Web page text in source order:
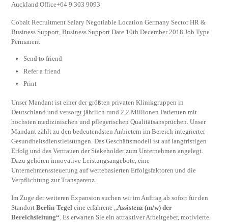
Auckland Office+64 9 303 9093
Cobalt Recruitment Salary Negotiable Location Germany Sector HR &
Business Support, Business Support Date 10th December 2018 Job Type
Permanent
Send to friend
Refer a friend
Print
Unser Mandant ist einer der größten privaten Klinikgruppen in
Deutschland und versorgt jährlich rund 2,2 Millionen Patienten mit
höchsten medizinischen und pflegerischen Qualitätsansprüchen. Unser
Mandant zählt zu den bedeutendsten Anbietern im Bereich integrierter
Gesundheitsdienstleistungen. Das Geschäftsmodell ist auf langfristigen
Erfolg und das Vertrauen der Stakeholder zum Unternehmen angelegt.
Dazu gehören innovative Leistungsangebote, eine
Unternehmenssteuerung auf wertebasierten Erfolgsfaktoren und die
Verpflichtung zur Transparenz.
Im Zuge der weiteren Expansion suchen wir im Auftrag ab sofort für den
StandortBerlin-Tegel eine erfahrene „ Assistenz (m/w) der
Bereichsleitung“ . Es erwarten Sie ein attraktiver Arbeitgeber, motivierte